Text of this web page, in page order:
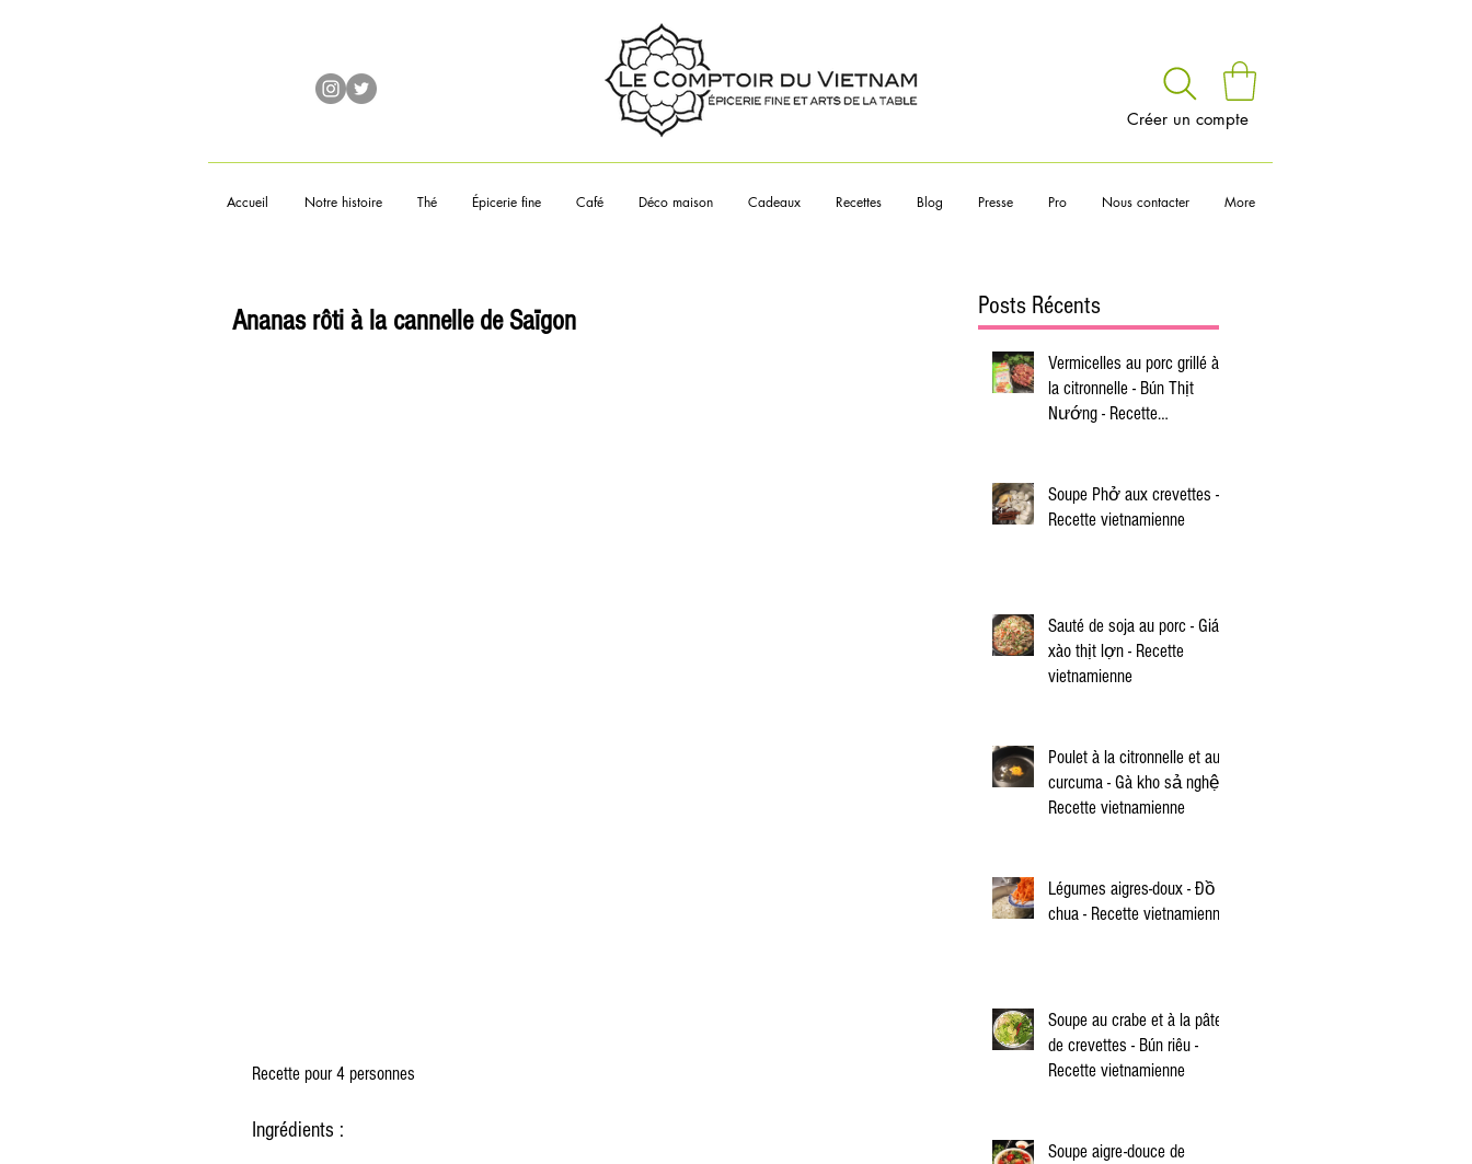
Créer un compte
Accueil Notre histoire Thé Épicerie fine Café Déco maison Cadeaux Recettes Blog Presse Pro Nous contacter More
Ananas rôti à la cannelle de Saïgon
Recette pour 4 personnes
Ingrédients :
Posts Récents
Vermicelles au porc grillé à
la citronnelle - Bún Thịt
Nướng - Recette
Soupe Phở aux crevettes -
Recette vietnamienne
Sauté de soja au porc - Giá
xào thịt lợn - Recette
vietnamienne
Poulet à la citronnelle et au
curcuma - Gà kho sả nghệ -
Recette vietnamienne
Légumes aigres-doux - Đồ
chua - Recette vietnamienne
Soupe au crabe et à la pâte
de crevettes - Bún riêu -
Recette vietnamienne
Soupe aigre-douce de